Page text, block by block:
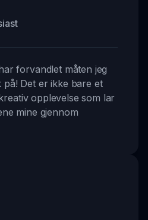
forvandlet måten jeg
Det er ikke bare et
opplevelse som lar
mine gjennom